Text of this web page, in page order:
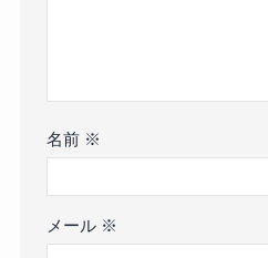
名前 ※
メール ※